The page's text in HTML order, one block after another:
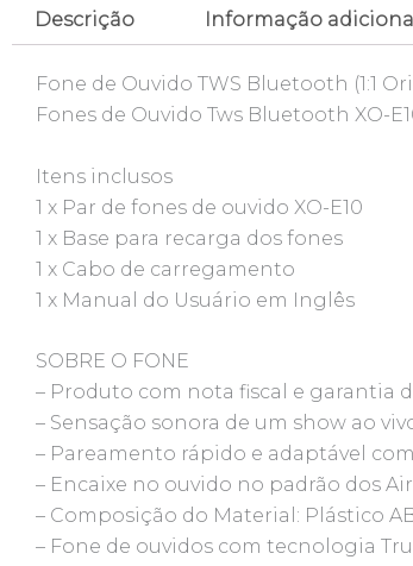
Descrição Informação adicional
Fone de Ouvido TWS Bluetooth (1:1
Fones de Ouvido Tws Bluetooth XO-
Itens inclusos
1 x Par de fones de ouvido XO-E10
1 x Base para recarga dos fones
1 x Cabo de carregamento
1 x Manual do Usuário em Inglês
SOBRE O FONE
– Produto com nota fiscal e garantia
– Sensação sonora de um show ao
– Pareamento rápido e adaptável
– Encaixe no ouvido no padrão dos
– Composição do Material: Plástico
– Fone de ouvidos com tecnologia